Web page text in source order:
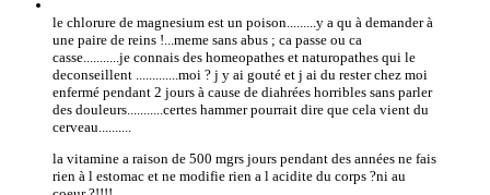
le chlorure de magnesium est un poison.........y a qu à demander à
une paire de reins !...meme sans abus ; ca passe ou ca
casse...........je connais des homeopathes et naturopathes qui le
deconseillent .............moi ? j y ai gouté et j ai du rester chez moi
enfermé pendant 2 jours à cause de diahrées horribles sans parler
des douleurs...........certes hammer pourrait dire que cela vient du
cerveau..........
la vitamine a raison de 500 mgrs jours pendant des années ne fais
rien à l estomac et ne modifie rien a l acidite du corps ?ni au